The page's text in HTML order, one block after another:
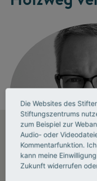
Forschergeist ist
Die Websites des
Stiftungszentrums
zum Beispiel zur
Audio- oder
Kommentarfunktion.
kann meine
Zukunft widerrufen